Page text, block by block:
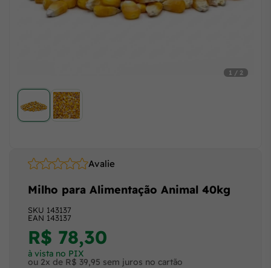
1 / 2
Avalie
SKU 143137
EAN 143137
Milho para Alimentação Animal 40kg
R$ 78,30
à vista no PIX
ou 2x de R$ 39,95 sem juros no cartão